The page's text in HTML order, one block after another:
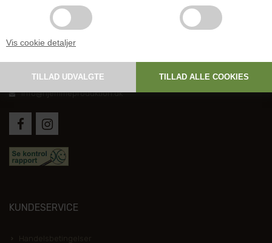
Vis cookie detaljer
DANSK HJEMMEPRODUKTION
+45 6267 1447
info@hjemmeproduktion.dk
KUNDESERVICE
Handelsbetingelser